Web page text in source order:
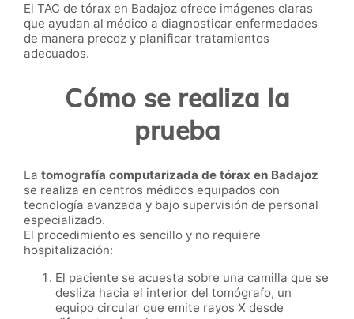
El TAC de tórax en Badajoz ofrece imágenes claras
que ayudan al médico a diagnosticar enfermedades
de manera precoz y planificar tratamientos
adecuados.
Cómo se realiza la
prueba
La tomografía computarizada de tórax en Badajoz
se realiza en centros médicos equipados con
tecnología avanzada y bajo supervisión de personal
especializado.
El procedimiento es sencillo y no requiere
hospitalización:
El paciente se acuesta sobre una camilla que se
desliza hacia el interior del tomógrafo, un
equipo circular que emite rayos X desde